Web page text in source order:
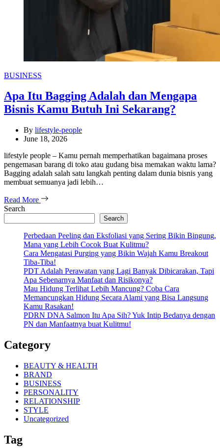
Categories
BUSINESS
Apa Itu Bagging Adalah dan Mengapa
Bisnis Kamu Butuh Ini Sekarang?
By lifestyle-people
June 18, 2026
lifestyle people – Kamu pernah memperhatikan bagaimana proses
pengemasan barang di toko atau gudang bisa memakan waktu lama?
Bagging adalah salah satu langkah penting dalam dunia bisnis yang
membuat semuanya jadi lebih…
Read More
Search
Search
Perbedaan Peeling dan Eksfoliasi yang Sering Bikin Bingung,
Mana yang Lebih Cocok Buat Kulitmu?
Cara Mengatasi Purging yang Bikin Wajah Kamu Breakout
Tiba-Tiba!
PDT Adalah Perawatan yang Lagi Banyak Dibicarakan, Tapi
Apa Sebenarnya Manfaat dan Risikonya?
Mau Hidung Terlihat Lebih Mancung? Coba Cara
Memancungkan Hidung Secara Alami yang Bisa Langsung
Kamu Rasakan!
PDRN DNA Salmon Itu Apa Sih? Yuk Intip Bedanya dengan
PN dan Manfaatnya buat Kulitmu!
Category
BEAUTY & HEALTH
BRAND
BUSINESS
PERSONALITY
RELATIONSHIP
STYLE
Uncategorized
Tag